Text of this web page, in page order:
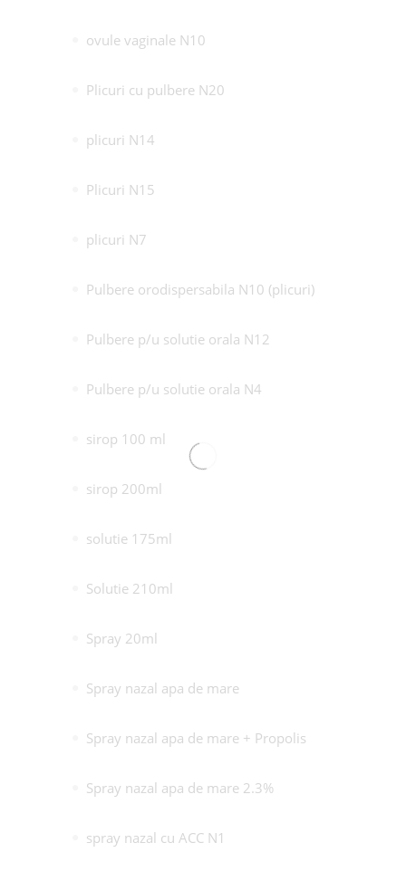
ovule vaginale N10
Plicuri cu pulbere N20
plicuri N14
Plicuri N15
plicuri N7
Pulbere orodispersabila N10 (plicuri)
Pulbere p/u solutie orala N12
Pulbere p/u solutie orala N4
sirop 100 ml
sirop 200ml
solutie 175ml
Solutie 210ml
Spray 20ml
Spray nazal apa de mare
Spray nazal apa de mare + Propolis
Spray nazal apa de mare 2.3%
spray nazal cu ACC N1